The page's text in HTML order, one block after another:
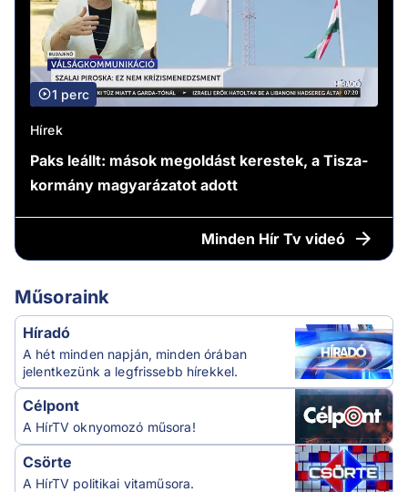
1 perc
Hírek
Paks leállt: mások megoldást kerestek, a Tisza-
kormány magyarázatot adott
Minden Hír Tv videó
Műsoraink
Híradó
A hét minden napján, minden órában
jelentkezünk a legfrissebb hírekkel.
Célpont
A HírTV oknyomozó műsora!
Csörte
A HírTV politikai vitaműsora.